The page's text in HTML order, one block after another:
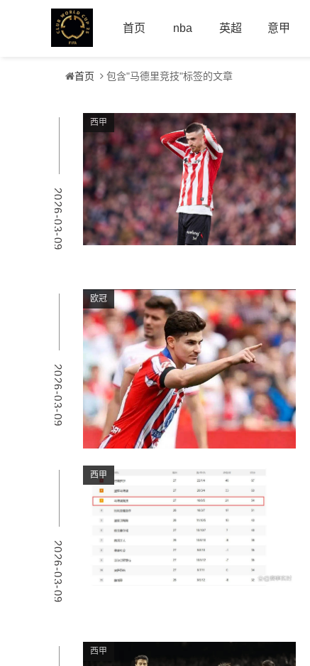
首页 nba 英超 意甲
首页 包含"马德里竞技"标签的文章
西甲
2026-03-09
欧冠
2026-03-09
西甲
2026-03-09
西甲